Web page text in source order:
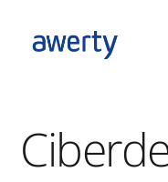
content